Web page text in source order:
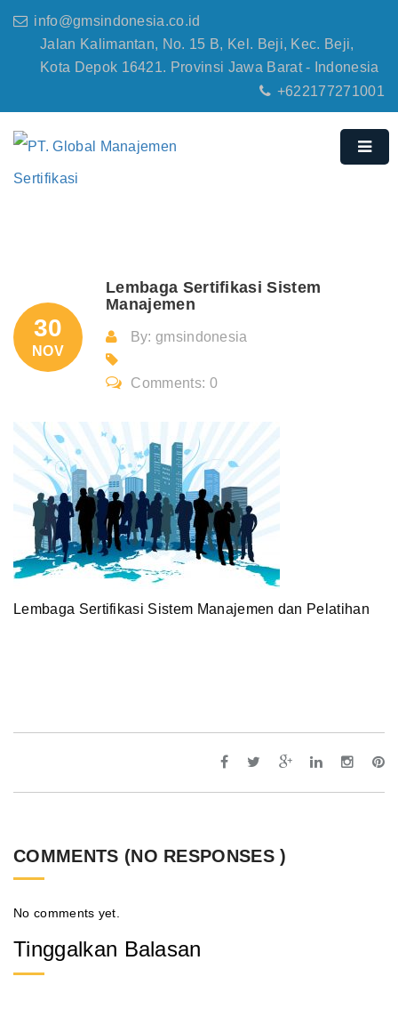
info@gmsindonesia.co.id
Jalan Kalimantan, No. 15 B, Kel. Beji, Kec. Beji,
Kota Depok 16421. Provinsi Jawa Barat - Indonesia
+622177271001
30
NOV
Lembaga Sertifikasi Sistem
Manajemen
By: gmsindonesia
Comments: 0
Lembaga Sertifikasi Sistem Manajemen dan Pelatihan
COMMENTS (NO RESPONSES )
No comments yet.
Tinggalkan Balasan